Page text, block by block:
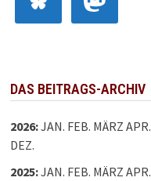
DAS BEITRAGS-ARCHIV
2026:JAN. FEB. MÄRZ APR.
DEZ.
2025:JAN. FEB. MÄRZ APR.